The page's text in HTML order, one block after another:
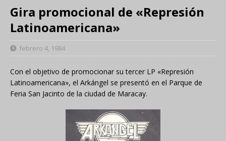
Gira promocional de «Represión
Latinoamericana»
febrero 4, 1984
Con el objetivo de promocionar su tercer LP «Represión
Latinoamericana», el Arkángel se presentó en el Parque de
Feria San Jacinto de la ciudad de Maracay.